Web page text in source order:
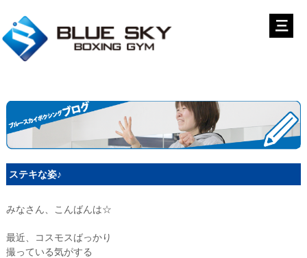
ステキな姿♪
みなさん、こんばんは☆
最近、コスモスばっかり
撮っている気がする